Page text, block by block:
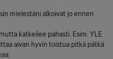
mielestäni alkoivat jo ennen
katkeilee pahasti. Esim. YLE
aivan hyvin toistua pitkä pätkä